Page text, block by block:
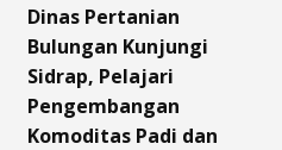
Dinas Pertanian
Bulungan Kunjungi
Sidrap, Pelajari
Pengembangan
Komoditas Padi dan